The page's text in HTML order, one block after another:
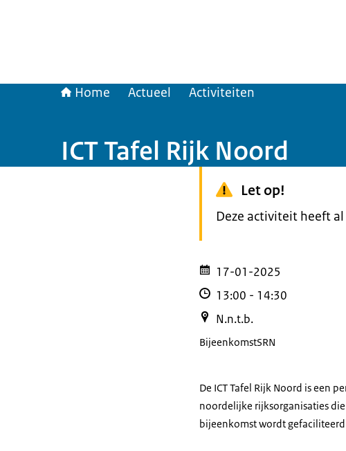
Home Actueel Activiteiten
ICT Tafel Rijk Noord
Let op!
Deze activiteit heeft
17-01-2025
13:00 - 14:30
N.n.t.b.
BijeenkomstSRN
De ICT Tafel Rijk Noord is een
noordelijke rijksorganisaties
bijeenkomst wordt